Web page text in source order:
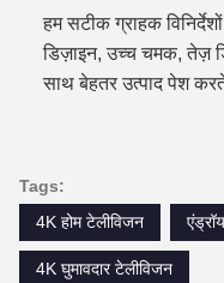
हम सटीक ग्राहक
डिज़ाइन, उच्च चमक, तेज़
साथ बेहतर उत्पाद पेश
Tags:
4K होम टेलीविजन
4K घुमावदार टेलीविजन